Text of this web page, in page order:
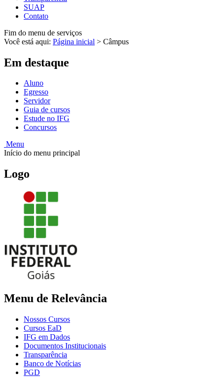
SUAP
Contato
Fim do menu de serviços
Você está aqui: Página inicial > Câmpus
Em destaque
Aluno
Egresso
Servidor
Guia de cursos
Estude no IFG
Concursos
Menu
Início do menu principal
Logo
Menu de Relevância
Nossos Cursos
Cursos EaD
IFG em Dados
Documentos Institucionais
Transparência
Banco de Notícias
PGD